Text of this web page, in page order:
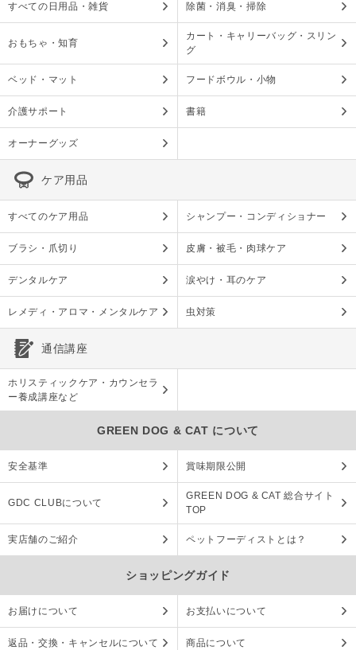
すべての日用品・雑貨 除菌・消臭・掃除
おもちゃ・知育
カート・キャリーバッグ・スリン
グ
ベッド・マット フードボウル・小物
介護サポート 書籍
オーナーグッズ
ケア用品
すべてのケア用品 シャンプー・コンディショナー
ブラシ・爪切り 皮膚・被毛・肉球ケア
デンタルケア 涙やけ・耳のケア
レメディ・アロマ・メンタルケア 虫対策
通信講座
ホリスティックケア・カウンセラ
ー養成講座など
GREEN DOG & CAT について
安全基準 賞味期限公開
GDC CLUBについて
GREEN DOG & CAT 総合サイト
TOP
実店舗のご紹介 ペットフーディストとは？
ショッピングガイド
お届けについて お支払いについて
返品・交換・キャンセルについて 商品について